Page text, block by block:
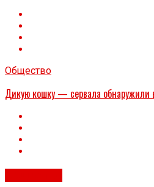
Общество
Дикую кошку — сервала обнаружили